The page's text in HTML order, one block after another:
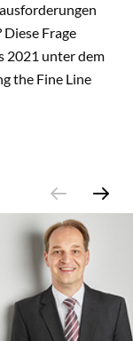
Frage
2021 unter dem
the Fine Line